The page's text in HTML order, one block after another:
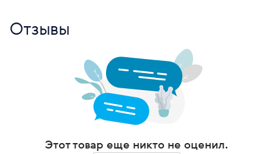
Отзывы
Этот товар еще никто не оценил.